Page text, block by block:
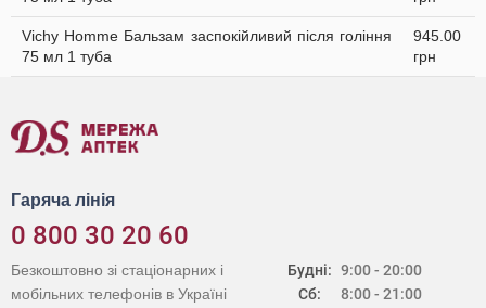
Vichy Homme Бальзам заспокійливий після гоління
75 мл 1 туба
945.00
грн
Гаряча лінія
0 800 30 20 60
Будні:
Сб:
9:00 - 20:00
8:00 - 21:00
Безкоштовно зі стаціонарних і
мобільних телефонів в Україні